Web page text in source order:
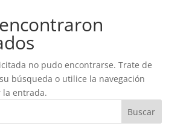
no pudo encontrarse. Trate de
búsqueda o utilice la navegación
la entrada.
Buscar